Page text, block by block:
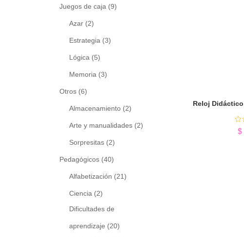
Juegos de caja (9)
Azar (2)
Estrategia (3)
Lógica (5)
Memoria (3)
Otros (6)
Almacenamiento (2)
Arte y manualidades (2)
Sorpresitas (2)
Pedagógicos (40)
Alfabetización (21)
Ciencia (2)
Dificultades de
aprendizaje (20)
$